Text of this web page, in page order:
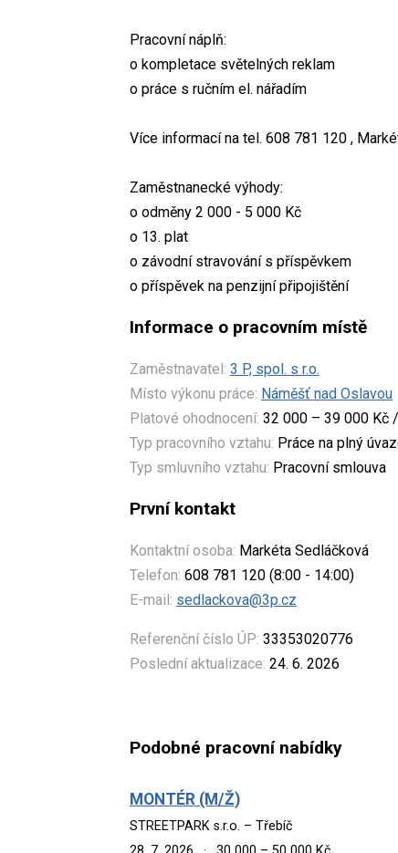
Pracovní náplň:
o kompletace světelných reklam
o práce s ručním el. nářadím
Více informací na tel. 608 781 120 ,
Zaměstnanecké výhody:
o odměny 2 000 - 5 000 Kč
o 13. plat
o závodní stravování s příspěvkem
o příspěvek na penzijní připojištění
Informace o pracovním místě
Zaměstnavatel: 3 P, spol. s r.o.
Místo výkonu práce: Náměšť nad Oslavou
Platové ohodnocení: 32 000 – 39 000 Kč
Typ pracovního vztahu: Práce na plný
Typ smluvního vztahu: Pracovní smlouva
První kontakt
Kontaktní osoba: Markéta Sedláčková
Telefon: 608 781 120 (8:00 - 14:00)
E-mail: sedlackova@3p.cz
Referenční číslo ÚP: 33353020776
Poslední aktualizace: 24. 6. 2026
Podobné pracovní nabídky
MONTÉR (M/Ž)
STREETPARK s.r.o. – Třebíč